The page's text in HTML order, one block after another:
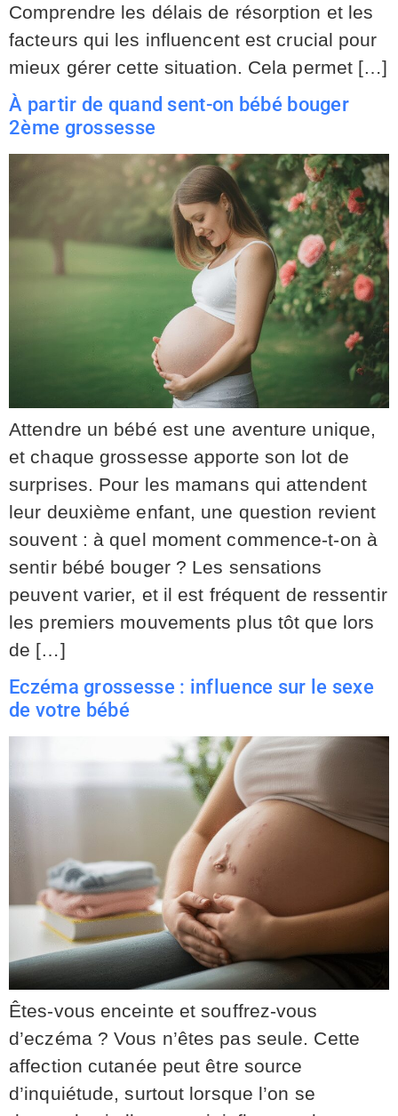
Comprendre les délais de résorption et les
facteurs qui les influencent est crucial pour
mieux gérer cette situation. Cela permet […]
À partir de quand sent-on bébé bouger
2ème grossesse
Attendre un bébé est une aventure unique,
et chaque grossesse apporte son lot de
surprises. Pour les mamans qui attendent
leur deuxième enfant, une question revient
souvent : à quel moment commence-t-on à
sentir bébé bouger ? Les sensations
peuvent varier, et il est fréquent de ressentir
les premiers mouvements plus tôt que lors
de […]
Eczéma grossesse : influence sur le sexe
de votre bébé
Êtes-vous enceinte et souffrez-vous
d’eczéma ? Vous n’êtes pas seule. Cette
affection cutanée peut être source
d’inquiétude, surtout lorsque l’on se